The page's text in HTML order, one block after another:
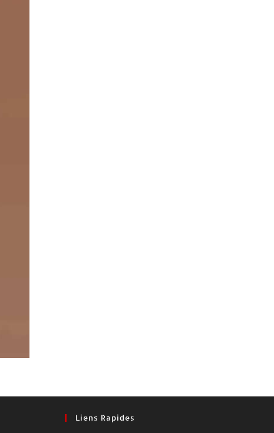
Liens Rapides